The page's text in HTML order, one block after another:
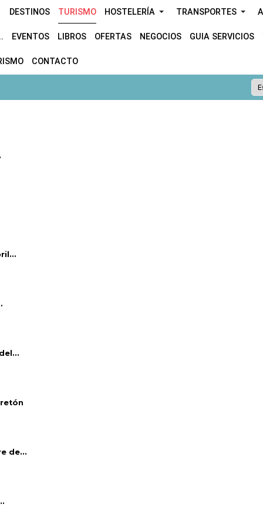
DESTINOS TURISMO HOSTELERÍA TRANSPORTES
EVENTOS LIBROS OFERTAS NEGOCIOS GUIA SERVICIOS
CONTACTO
de...